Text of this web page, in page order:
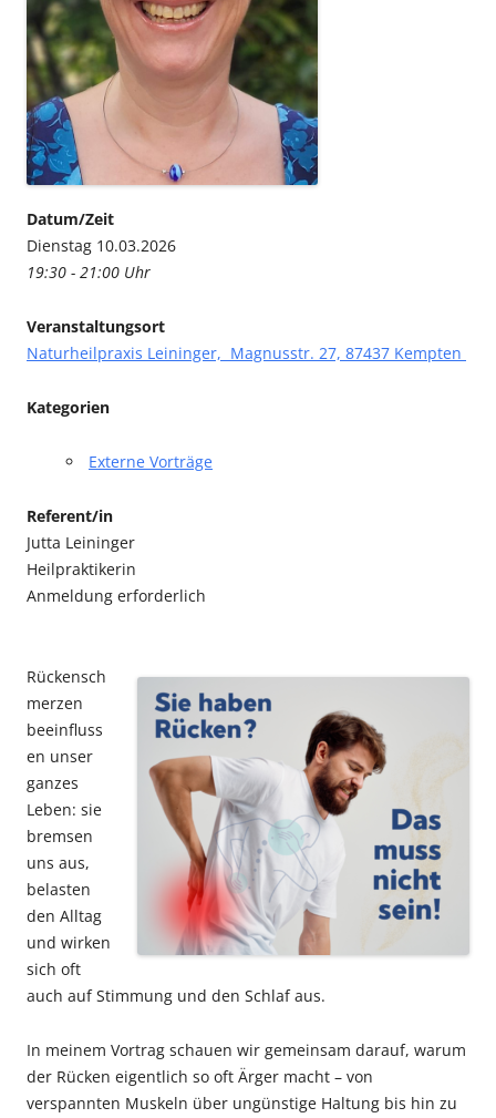
Datum/Zeit
Dienstag 10.03.2026
19:30 - 21:00 Uhr
Veranstaltungsort
Naturheilpraxis Leininger, Magnusstr. 27, 87437 Kempten
Kategorien
Externe Vorträge
Referent/in
Jutta Leininger
Heilpraktikerin
Anmeldung erforderlich
Rückensch
merzen
beeinfluss
en unser
ganzes
Leben: sie
bremsen
uns aus,
belasten
den Alltag
und wirken
sich oft
auch auf Stimmung und den Schlaf aus.
In meinem Vortrag schauen wir gemeinsam darauf, warum
der Rücken eigentlich so oft Ärger macht – von
verspannten Muskeln über ungünstige Haltung bis hin zu